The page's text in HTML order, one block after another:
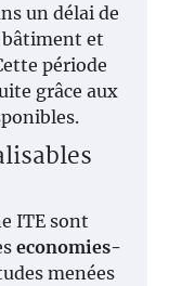
un délai de
bâtiment et
période
grâce aux
ITE sont
economies-
menées